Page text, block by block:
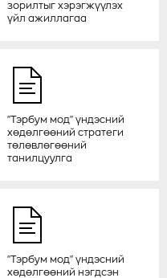
ХЭРЭМ” ТӨСЛИЙН
ХЭЛТСИЙН АХЛАХ
АГРОНОМИЧ Ч.ОДСҮРЭН:
УРГУУЛАХ АЖИЛ БОЛ
ҮЙЛ ХЭРЭГ
ОЙЖУУЛАХАД БИЕЧЛЭН
НЬ ОДОО АМЖИЛТТАЙ
зорилтыг хэрэгжүүлэх
үйл ажиллагаа
"Тэрбум мод" үндэсний
хөдөлгөөний стратеги
төлөвлөгөөний
танилцуулга
"Тэрбум мод" үндэсний
хөдөлгөөний нэгдсэн